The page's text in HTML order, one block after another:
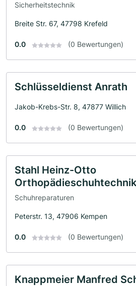
Sicherheitstechnik
Breite Str. 67, 47798 Krefeld
0.0 (0 Bewertungen)
Schlüsseldienst Anrath
Jakob-Krebs-Str. 8, 47877 Willich
0.0 (0 Bewertungen)
Stahl Heinz-Otto
Orthopädieschuhtechnik
Schuhreparaturen
Peterstr. 13, 47906 Kempen
0.0 (0 Bewertungen)
Knappmeier Manfred